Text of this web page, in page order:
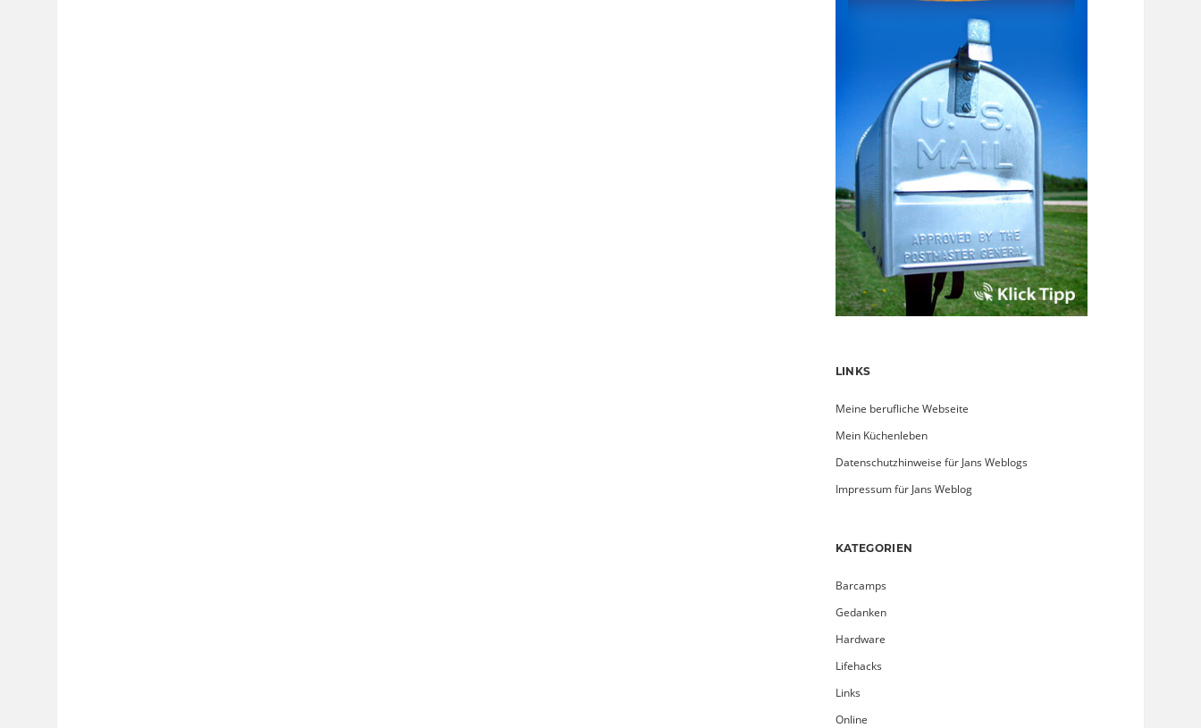
LINKS
Meine berufliche Webseite
Mein Küchenleben
Datenschutzhinweise für Jans Weblogs
Impressum für Jans Weblog
KATEGORIEN
Barcamps
Gedanken
Hardware
Lifehacks
Links
Online